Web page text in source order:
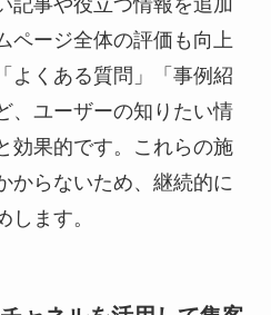
記事や役立つ情報を追加
ページ全体の評価も向上
よくある質問」「事例紹
、ユーザーの知りたい情
効果的です。これらの施
からないため、継続的に
ます。